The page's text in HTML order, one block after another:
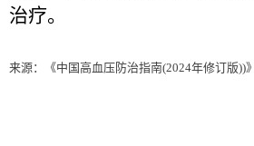
治疗。
来源：《中国高血压防治指南(2024年修订版))》